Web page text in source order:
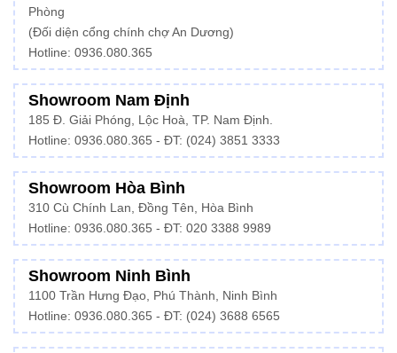
Phòng
(Đối diện cổng chính chợ An Dương)
Hotline: 0936.080.365
Showroom Nam Định
185 Đ. Giải Phóng, Lộc Hoà, TP. Nam Định.
Hotline: 0936.080.365 - ĐT: (024) 3851 3333
Showroom Hòa Bình
310 Cù Chính Lan, Đồng Tên, Hòa Bình
Hotline: 0936.080.365 - ĐT: 020 3388 9989
Showroom Ninh Bình
1100 Trần Hưng Đạo, Phú Thành, Ninh Bình
Hotline: 0936.080.365 - ĐT: (024) 3688 6565